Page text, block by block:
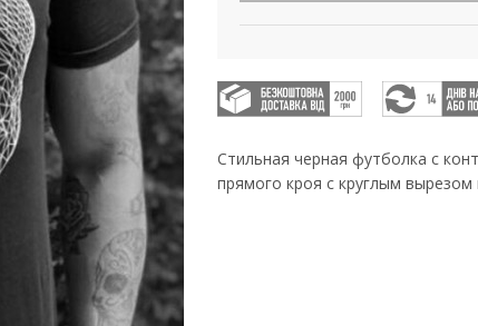
Стильная черная футболка с
прямого кроя с круглым